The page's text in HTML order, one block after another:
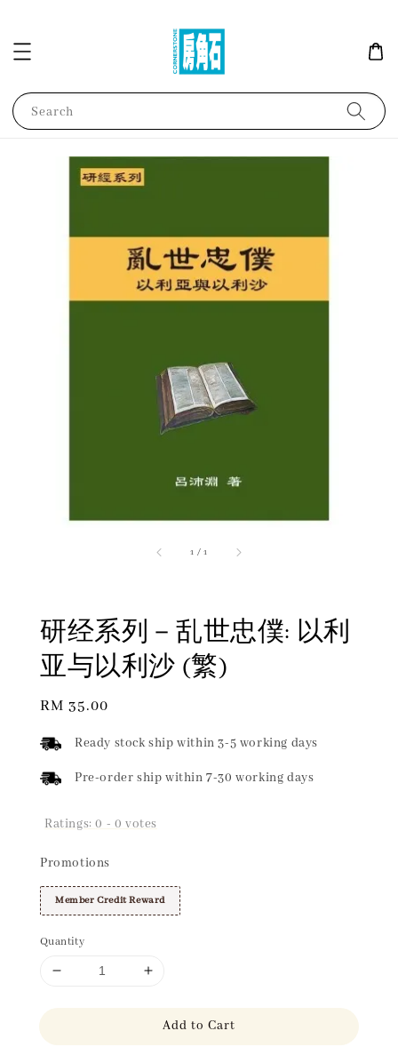
Search
1 /1
研经系列－乱世忠僕: 以利
亚与以利沙 (繁)
Regular
RM 35.00
Ready stock ship within 3-5 working days
Pre-order ship within 7-30 working days
Ratings:0 - 0 votes
Promotions
Member Credit Reward
Quantity
Add to Cart